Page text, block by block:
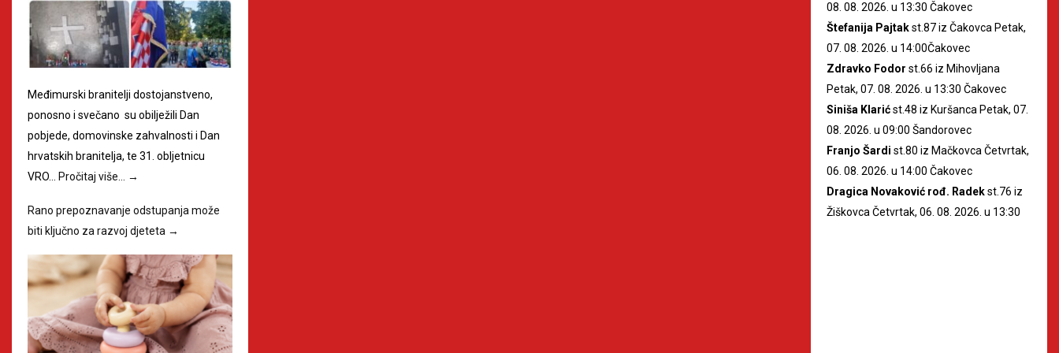
Međimurski branitelji dostojanstveno,
ponosno i svečano su obilježili Dan
pobjede, domovinske zahvalnosti i Dan
hrvatskih branitelja, te 31. obljetnicu
VRO…
Pročitaj više… →
Rano prepoznavanje odstupanja može
biti ključno za razvoj djeteta →
08. 08. 2026. u 13:30 Čakovec
Štefanija Pajtakst.87 iz Čakovca Petak,
07. 08. 2026. u 14:00Čakovec
Zdravko Fodor st.66 iz Mihovljana
Petak, 07. 08. 2026. u 13:30 Čakovec
Siniša Klarićst.48 iz Kuršanca Petak, 07.
08. 2026. u 09:00 Šandorovec
Franjo Šardi st.80 iz Mačkovca Četvrtak,
06. 08. 2026. u 14:00 Čakovec
Dragica Novaković rođ. Radekst.76 iz
Žiškovca Četvrtak, 06. 08. 2026. u 13:30